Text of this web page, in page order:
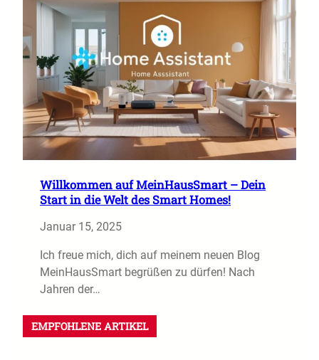
Willkommen auf MeinHausSmart – Dein
Start in die Welt des Smart Homes!
Januar 15, 2025
Ich freue mich, dich auf meinem neuen Blog
MeinHausSmart begrüßen zu dürfen! Nach
Jahren der…
EMPFOHLENE ARTIKEL